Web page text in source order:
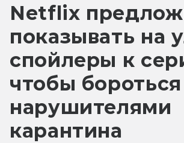
Netflix
показывать на
спойлеры к
чтобы
нарушителями
карантина